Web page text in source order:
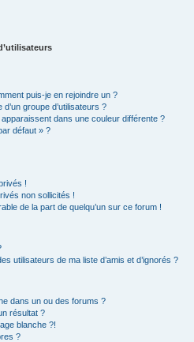
puis-je en rejoindre un ?
groupe d’utilisateurs ?
dans une couleur différente ?
défaut » ?
!
non sollicités !
de la part de quelqu’un sur ce forum !
utilisateurs de ma liste d’amis et d’ignorés ?
dans un ou des forums ?
résultat ?
blanche ?!
?